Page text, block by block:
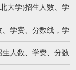
大学)招生人数、学
学费、分数线，学
人数、学费、分数